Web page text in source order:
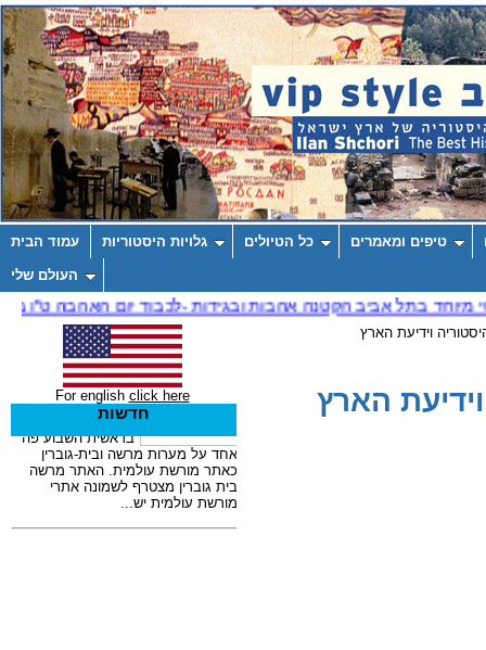
עמוד הבית גלויות היסטוריות כל הטיולים טיפים ומאמרים
העולם שלי
וידיעת הארץ
הארץ For english click here
חדשות